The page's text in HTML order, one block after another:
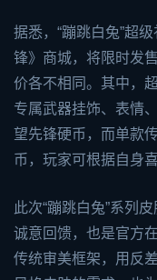
据悉，“蹦跳白兔”超
锋》商城，将限时发
价各不相同。其中，
专属武器挂饰、表情
望先锋硬币，而单款
币，玩家可根据自身
此次“蹦跳白兔”系列
诚意回馈，也是官方
传统审美框架，用反